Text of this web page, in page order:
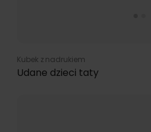
Kubek z nadrukiem
Udane dzieci taty